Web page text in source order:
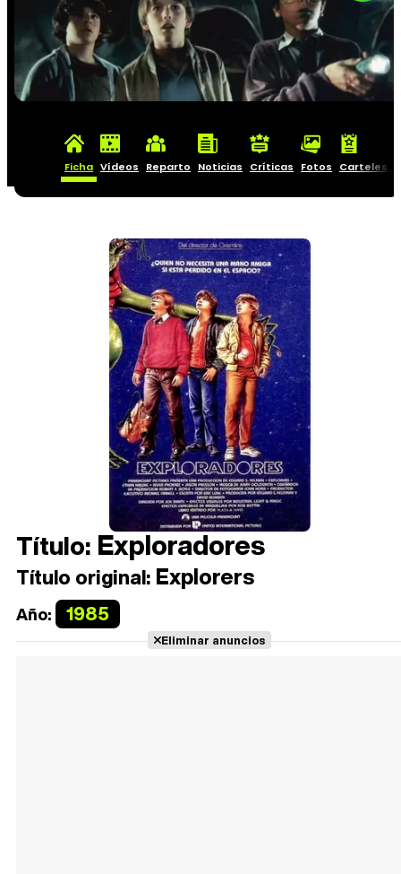
Ficha Vídeos Reparto Noticias Críticas Fotos Carteles
Título: Exploradores
Título original: Explorers
Año: 1985
Eliminar anuncios